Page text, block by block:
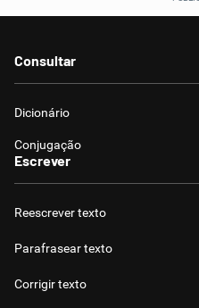
Consultar
Dicionário
Conjugação
Escrever
Reescrever texto
Parafrasear texto
Corrigir texto